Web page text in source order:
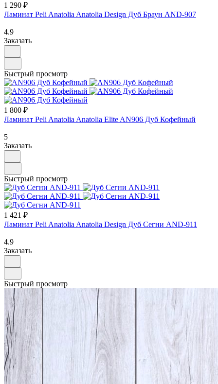
1 290 ₽
Ламинат Peli Anatolia Anatolia Design Дуб Браун AND-907
4.9
Заказать
Быстрый просмотр
1 800 ₽
Ламинат Peli Anatolia Anatolia Elite AN906 Дуб Кофейный
5
Заказать
Быстрый просмотр
1 421 ₽
Ламинат Peli Anatolia Anatolia Design Дуб Сегни AND-911
4.9
Заказать
Быстрый просмотр